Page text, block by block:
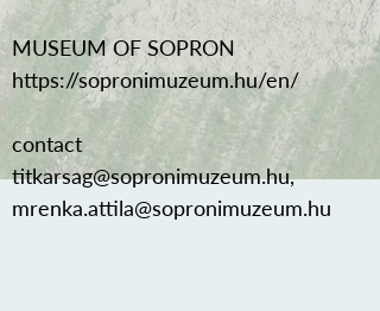
MUSEUM OF SOPRON
https://sopronimuzeum.hu/en/
contact
titkarsag@sopronimuzeum.hu,
mrenka.attila@sopronimuzeum.hu